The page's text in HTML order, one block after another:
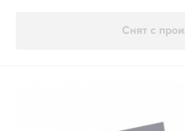
Снят с